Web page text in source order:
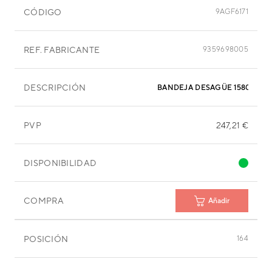
CÓDIGO 9AGF6171
REF. FABRICANTE 9359698005
DESCRIPCIÓN BANDEJA DESAGÜE 1580X335
PVP 247,21 €
DISPONIBILIDAD
COMPRA Añadir
POSICIÓN 164